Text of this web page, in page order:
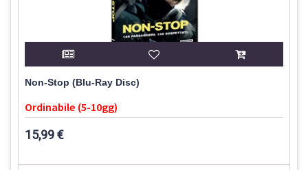
Non-Stop (Blu-Ray Disc)
Ordinabile (5-10gg)
15,99 €